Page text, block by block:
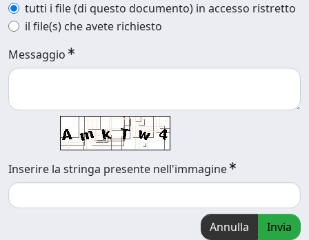
tutti i file (di questo documento) in accesso ristretto
il file(s) che avete richiesto
Messaggio
Inserire la stringa presente nell'immagine
Annulla Invia